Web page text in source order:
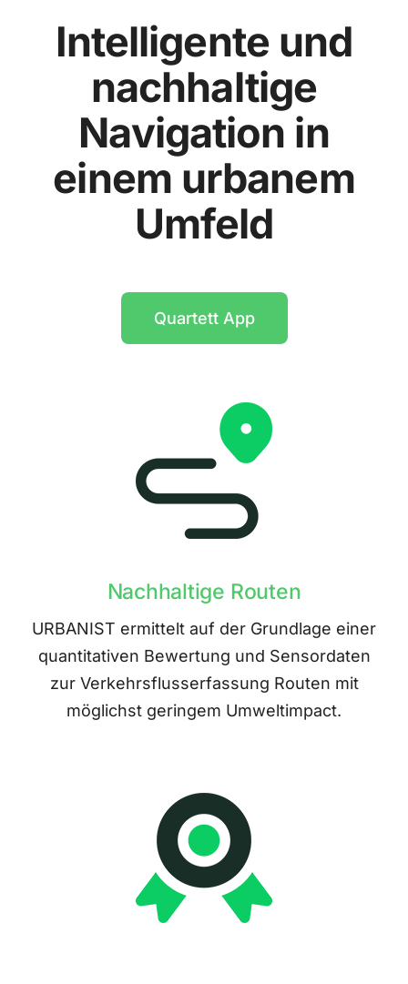
Intelligente und
nachhaltige
Navigation in
einem urbanem
Umfeld
Quartett App
Nachhaltige Routen
URBANIST ermittelt auf der Grundlage einer
quantitativen Bewertung und Sensordaten
zur Verkehrsflusserfassung Routen mit
möglichst geringem Umweltimpact.